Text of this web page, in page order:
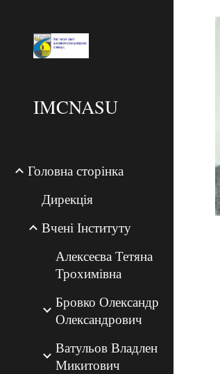
IMCNASU
Головна сторінка
Дирекція
Вчені Інституту
Алексеєва Тетяна
Трохимівна
Бровко Олександр
Олександрович
Ватульов Владлен
Микитович